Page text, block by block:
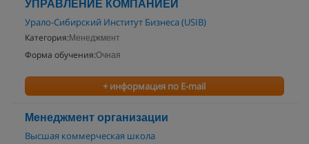
УПРАВЛЕНИЕ КОМПАНИЕЙ
Урало-Сибирский Институт Бизнеса (USIB)
Категория: Менеджмент
Форма обучения:Очная
+ информация по E-mail
Менеджмент организации
Высшая коммерческая школа